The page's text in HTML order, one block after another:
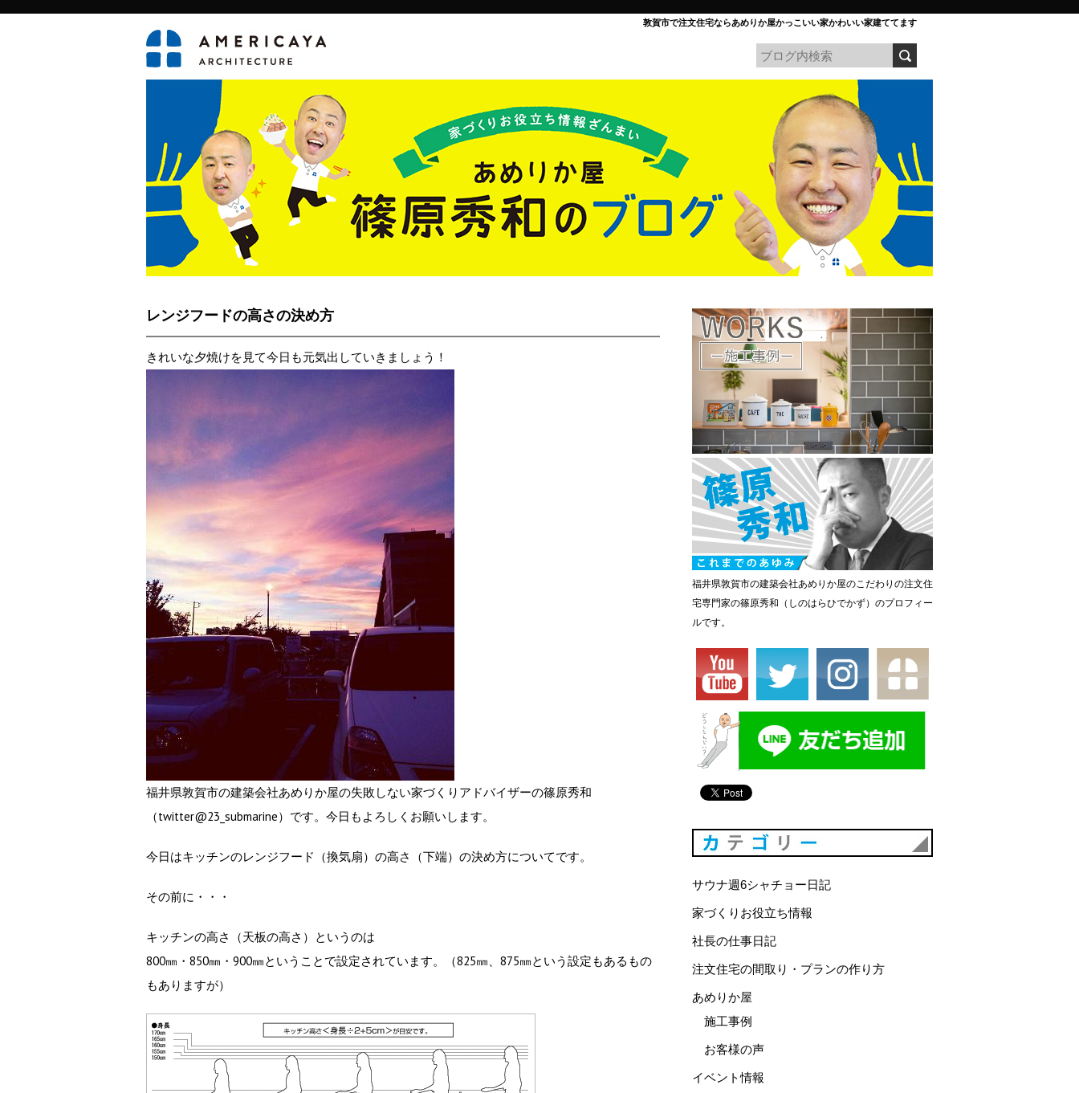
敦賀市で注文住宅ならあめりか屋かっこいい家かわいい家建ててます
レンジフードの高さの決め方
きれいな夕焼けを見て今日も元気出していきましょう！
福井県敦賀市の建築会社あめりか屋の失敗しない家づくりアドバイザーの篠原秀和
（twitter@23_submarine）です。今日もよろしくお願いします。
今日はキッチンのレンジフード（換気扇）の高さ（下端）の決め方についてです。
その前に・・・
キッチンの高さ（天板の高さ）というのは
800㎜・850㎜・900㎜ということで設定されています。（825㎜、875㎜という設定もあるもの
もありますが）
福井県敦賀市の建築会社あめりか屋のこだわりの注文住
宅専門家の篠原秀和（しのはらひでかず）のプロフィー
ルです。
サウナ週6シャチョー日記
家づくりお役立ち情報
社長の仕事日記
注文住宅の間取り・プランの作り方
あめりか屋
施工事例
お客様の声
イベント情報